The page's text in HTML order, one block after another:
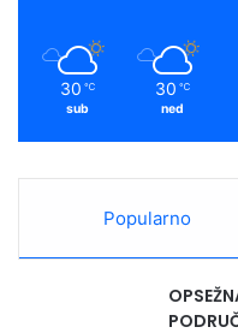
30 ℃
sub
30 ℃
ned
Popularno